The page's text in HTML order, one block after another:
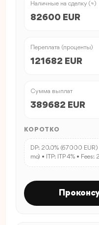
Наличные на сделку (≈)
82600 EUR
Переплата (проценты)
121682 EUR
Сумма выплат
389682 EUR
КОРОТКО
DP: 20.0% (67000
mo) • ITP: ITP 4% •